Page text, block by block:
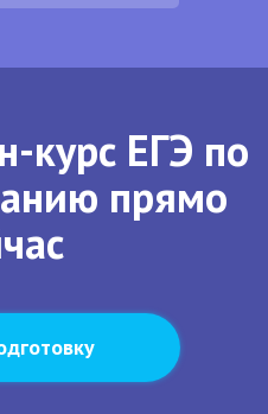
курс ЕГЭ по
прямо